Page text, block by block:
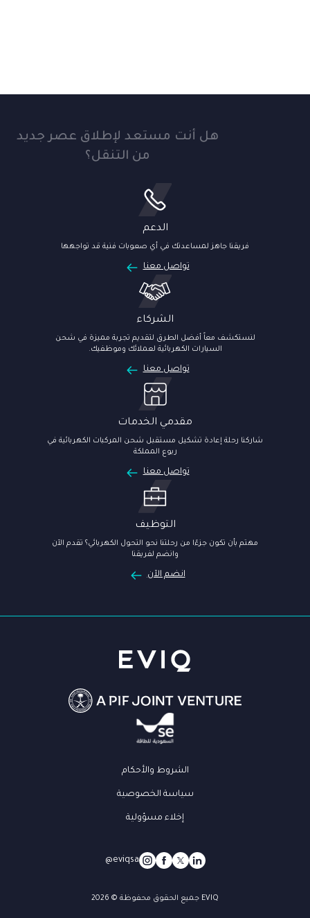
هل أنت مستعد لإطلاق عصر جديد
من التنقل؟
الدعم
فريقنا جاهز لمساعدتك في أي صعوبات فنية قد تواجهها
تواصل معنا
الشركاء
لنستكشف معاً أفضل الطرق لتقديم تجربة مميزة في شحن
السيارات الكهربائية لعملائك وموظفيك.
تواصل معنا
مقدمي الخدمات
شاركنا رحلة إعادة تشكيل مستقبل شحن المركبات الكهربائية في
ربوع المملكة
تواصل معنا
التوظيف
مهتم بأن تكون جزءًا من رحلتنا نحو التحول الكهربائي؟ تقدم الآن
وانضم لفريقنا
انضم الآن
الشروط والأحكام
سياسة الخصوصية
إخلاء مسؤولية
@eviqsa
جميع الحقوق محفوظة © 2026 EVIQ